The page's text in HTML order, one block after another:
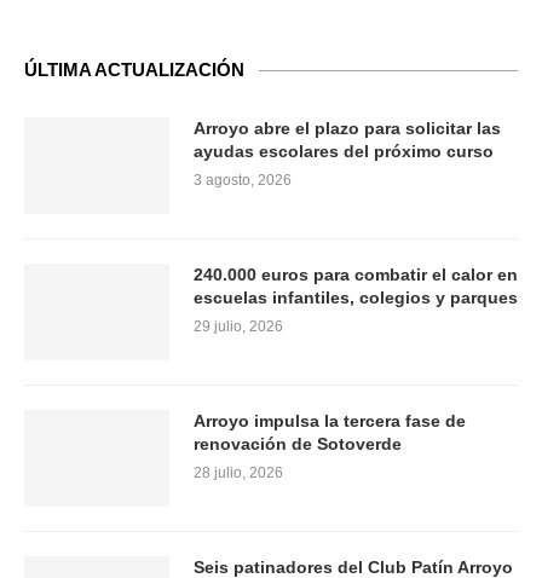
ÚLTIMA ACTUALIZACIÓN
Arroyo abre el plazo para solicitar las
ayudas escolares del próximo curso
3 agosto, 2026
240.000 euros para combatir el calor en
escuelas infantiles, colegios y parques
29 julio, 2026
Arroyo impulsa la tercera fase de
renovación de Sotoverde
28 julio, 2026
Seis patinadores del Club Patín Arroyo